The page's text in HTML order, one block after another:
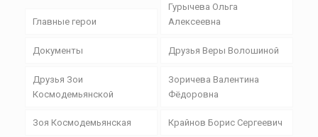
Главные герои
Гурычева Ольга
Алексеевна
Документы Друзья Веры Волошиной
Друзья Зои
Космодемьянской
Зоричева Валентина
Фёдоровна
Зоя Космодемьянская Крайнов Борис Сергеевич